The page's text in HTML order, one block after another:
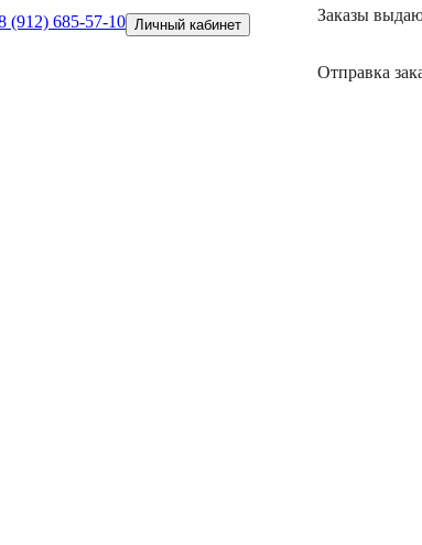
(912) 685-57-10 Личный кабинет
Заказы
Отправка